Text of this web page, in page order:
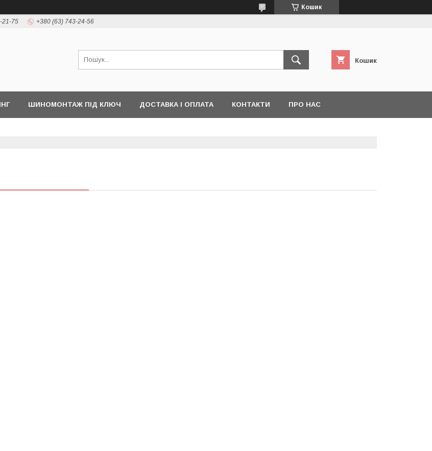
Кошик
21-75 +380 (63) 743-24-56
Кошик
ШИНОМОНТАЖ ПІД КЛЮЧ ДОСТАВКА І ОПЛАТА КОНТАКТИ ПРО НАС